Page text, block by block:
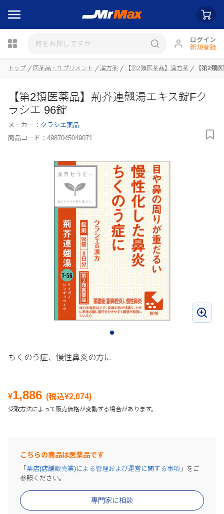
ログイン
新規登録
瓶詰
トップ 医薬品・サプリメント 漢方薬 【第2類医薬品】漢方薬 【第2類
【第2類医薬品】荊芥連翹湯エキス錠Fク
ラシエ 96錠
メーカー： クラシエ薬品
商品コード： 4987045049071
ちくのう症、慢性鼻炎の方に
¥1,886 (税込¥2,074)
受取方法によって販売価格が変動する場合があります。
こちらの商品は医薬品です
専門家に相談
「 薬店(店舗販売業)による管理および運営に関する事項 」をご
参照ください。